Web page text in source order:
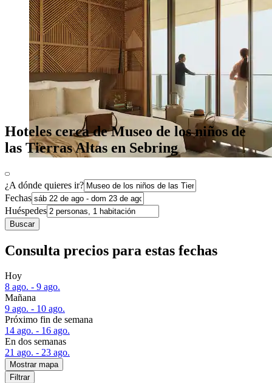
Hoteles cerca de Museo de los niños de
las Tierras Altas en Sebring
¿A dónde quieres ir?
Fechas
Huéspedes
Buscar
Consulta precios para estas fechas
Hoy
8 ago. - 9 ago.
Mañana
9 ago. - 10 ago.
Próximo fin de semana
14 ago. - 16 ago.
En dos semanas
21 ago. - 23 ago.
Mostrar mapa
Filtrar